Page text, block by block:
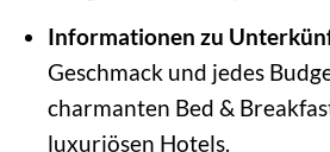
Informationen zu
Geschmack und jedes
charmanten Bed &
luxuriösen Hotels.